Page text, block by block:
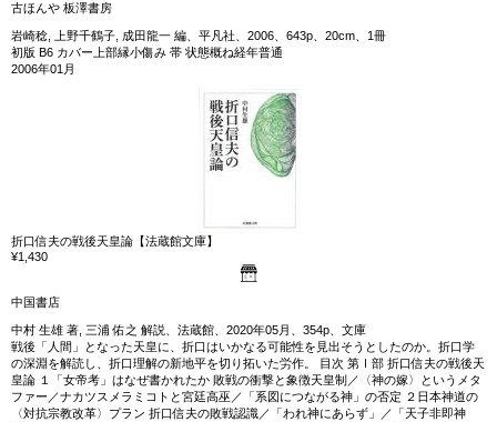
古ほんや 板澤書房
岩崎稔, 上野千鶴子, 成田龍一 編、平凡社、2006、643p、20cm、1冊
初版 B6 カバー上部縁小傷み 帯 状態概ね経年普通
2006年01月
折口信夫の戦後天皇論【法蔵館文庫】
¥1,430
中国書店
中村 生雄 著, 三浦 佑之 解説、法蔵館、2020年05月、354p、文庫
戦後「人間」となった天皇に、折口はいかなる可能性を見出そうとしたのか。折口学
の深淵を解読し、折口理解の新地平を切り拓いた労作。 目次 第Ⅰ部 折口信夫の戦後天
皇論 １「女帝考」はなぜ書かれたか 敗戦の衝撃と象徴天皇制／〈神の嫁〉というメタ
ファー／ナカツスメラミコトと宮廷高巫／「系図につながる神」の否定 ２日本神道の
〈対抗宗教改革〉プラン 折口信夫の敗戦認識／「われ神にあらず」／「天子非即神